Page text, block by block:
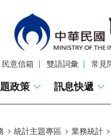
民意信箱 雙語詞彙 常見
政策 訊息快遞
統計主題專區 業務統計